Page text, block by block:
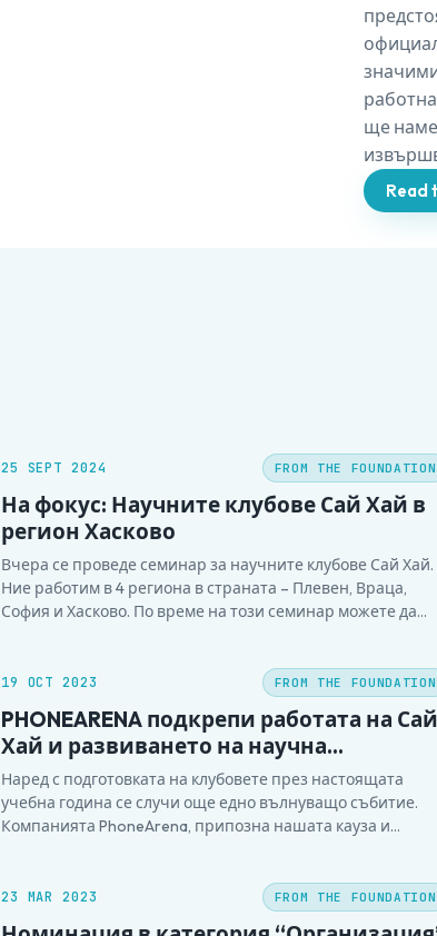
ще
Read
25 SEPT 2024 FROM THE FOUNDATION
На фокус: Научните клубове Сай Хай в
регион Хасково
Вчера се проведе семинар за научните клубове Сай Хай.
Ние работим в 4 региона в страната – Плевен, Враца,
София и Хасково. По време на този семинар можете да
да видите тук.
19 OCT 2023 FROM THE FOUNDATION
PHONEARENA подкрепи работата на Сай
Хай и развиването на научна
грамотност сред учениците в България
Наред с подготовката на клубовете през настоящата
учебна година се случи още едно вълнуващо събитие.
Компанията PhoneArena, припозна нашата кауза и
вложена в подкрепа на клубовете с материали,
23 MAR 2023 FROM THE FOUNDATION